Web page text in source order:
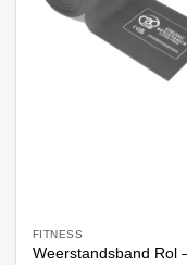
FITNESS
Weerstandsband Rol